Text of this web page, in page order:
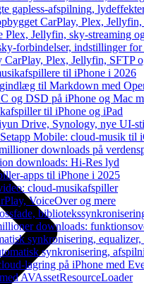
gapless-afspilning,
CarPlay, Plex,
Plex, Jellyfin, sky-streaming
forbindelser, indstillinger
Plex, Jellyfin, SFTP
til iPhone i 2026
til Markdown med
og DSD på iPhone og Mac
til iPhone og iPad
Drive, Synology, nye UI-
Mobile: cloud-musik til
downloads på
downloads: Hi-Res lyd
apps til iPhone i 2025
cloud-musikafspiller
VoiceOver og mere
downloads:
synkronisering,
synkronisering,
lagring på iPhone med
AVAssetResourceLoader